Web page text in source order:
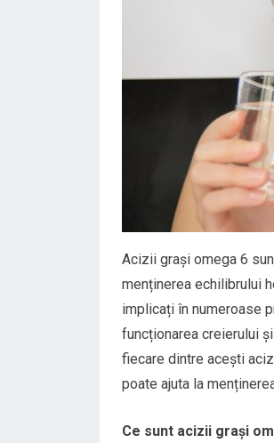
Acizii grași omega 6
menținerea echilibrului
implicați în numeroase
funcționarea creierului
fiecare dintre acești
poate ajuta la
Ce sunt acizii grași